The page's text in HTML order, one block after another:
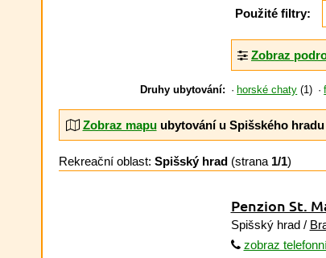
Použité filtry:
Zobraz
Druhy ubytování: horské chaty (1)
Zobraz mapuubytování u Spišského hradu
Rekreační oblast: Spišský hrad (strana 1/1)
Penzion St.
Spišský hrad /
zobraz